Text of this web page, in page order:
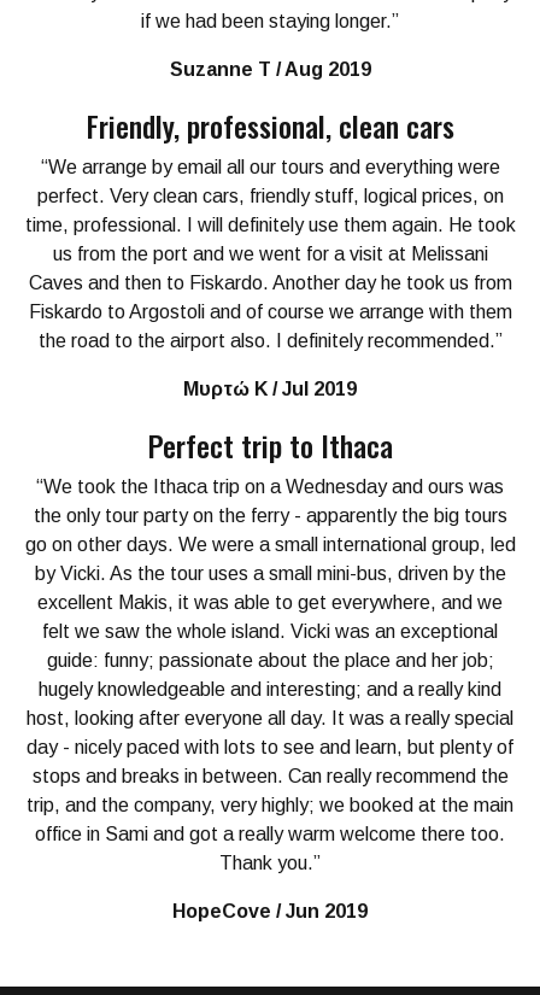
if we had been staying longer.”
Suzanne T / Aug 2019
Friendly, professional, clean cars
“We arrange by email all our tours and everything were
perfect. Very clean cars, friendly stuff, logical prices, on
time, professional. I will definitely use them again. He took
us from the port and we went for a visit at Melissani
Caves and then to Fiskardo. Another day he took us from
Fiskardo to Argostoli and of course we arrange with them
the road to the airport also. I definitely recommended.”
Μυρτώ Κ / Jul 2019
Perfect trip to Ithaca
“We took the Ithaca trip on a Wednesday and ours was
the only tour party on the ferry - apparently the big tours
go on other days. We were a small international group, led
by Vicki. As the tour uses a small mini-bus, driven by the
excellent Makis, it was able to get everywhere, and we
felt we saw the whole island. Vicki was an exceptional
guide: funny; passionate about the place and her job;
hugely knowledgeable and interesting; and a really kind
host, looking after everyone all day. It was a really special
day - nicely paced with lots to see and learn, but plenty of
stops and breaks in between. Can really recommend the
trip, and the company, very highly; we booked at the main
office in Sami and got a really warm welcome there too.
Thank you.”
HopeCove / Jun 2019